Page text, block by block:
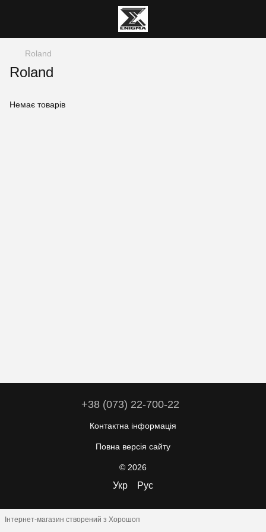
Roland
Roland
Немає товарів
+38 (073) 22-700-22
Контактна інформація
Повна версія сайту
© 2026
Укр Рус
Інтернет-магазин створений з Хорошоп